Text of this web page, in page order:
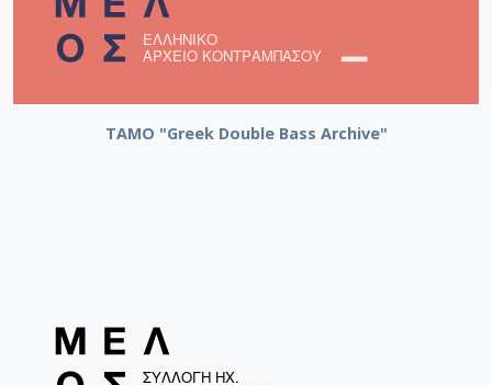
ΤΑΜΟ "Greek Double Bass Archive"